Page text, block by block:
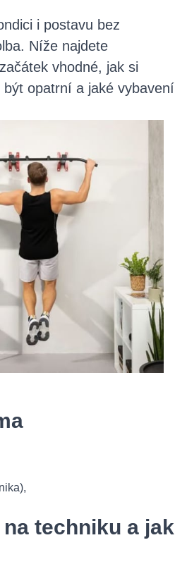
i postavu bez
Níže najdete
vhodné, jak si
opatrní a jaké vybavení
techniku a jak